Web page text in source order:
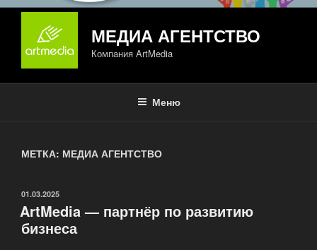
МЕДИА АГЕНТСТВО
Компания ArtMedia
Меню
МЕТКА: МЕДИА АГЕНТСТВО
ОПУБЛИКОВАНО
01.03.2025
ArtMedia — партнёр по развитию
бизнеса